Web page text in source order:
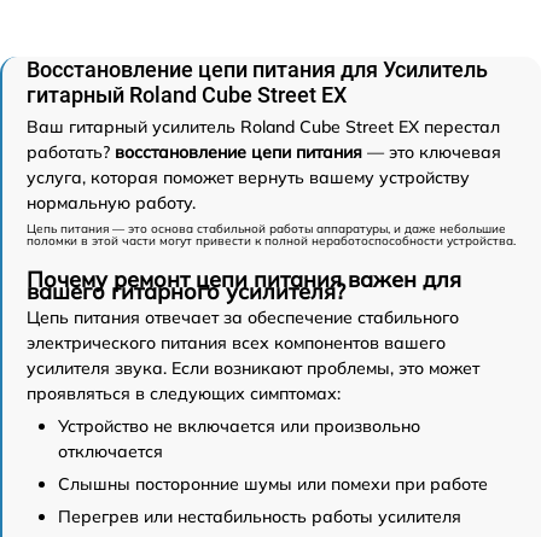
Восстановление цепи питания для Усилитель
гитарный Roland Cube Street EX
Ваш гитарный усилитель Roland Cube Street EX перестал
работать? восстановление цепи питания — это ключевая
услуга, которая поможет вернуть вашему устройству
нормальную работу.
Цепь питания — это основа стабильной работы аппаратуры, и даже небольшие
поломки в этой части могут привести к полной неработоспособности устройства.
Почему ремонт цепи питания важен для
вашего гитарного усилителя?
Цепь питания отвечает за обеспечение стабильного
электрического питания всех компонентов вашего
усилителя звука. Если возникают проблемы, это может
проявляться в следующих симптомах:
Устройство не включается или произвольно
отключается
Слышны посторонние шумы или помехи при работе
Перегрев или нестабильность работы усилителя